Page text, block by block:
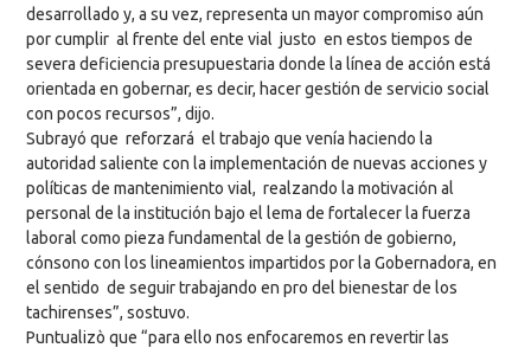
desarrollado y, a su vez, representa un mayor compromiso aún
por cumplir al frente del ente vial justo en estos tiempos de
severa deficiencia presupuestaria donde la línea de acción está
orientada en gobernar, es decir, hacer gestión de servicio social
con pocos recursos”, dijo.
Subrayó que reforzará el trabajo que venía haciendo la
autoridad saliente con la implementación de nuevas acciones y
políticas de mantenimiento vial, realzando la motivación al
personal de la institución bajo el lema de fortalecer la fuerza
laboral como pieza fundamental de la gestión de gobierno,
cónsono con los lineamientos impartidos por la Gobernadora, en
el sentido de seguir trabajando en pro del bienestar de los
tachirenses”, sostuvo.
Puntualizò que “para ello nos enfocaremos en revertir las